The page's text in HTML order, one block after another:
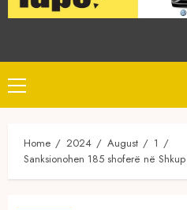
Primary
Menu
Home 2024 August
1
Sanksionohen 185 shoferë në Shkup